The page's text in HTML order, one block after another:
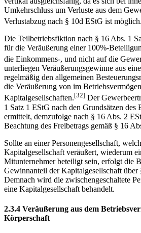
Umkehrschluss um Verluste aus dem
Verlustabzug nach § 10d EStG ist möglich.
Die Teilbetriebsfiktion nach § 16 Abs. 1
für die Veräußerung einer 100%-
die Einkommens-, und nicht auf die
unterliegen Veräußerungsgewinne aus
regelmäßig den allgemeinen
die Veräußerung von im
Kapitalgesellschaften.[32] Der
1 Satz 1 EStG nach den Grundsätzen des
ermittelt, demzufolge nach § 16 Abs. 2
Beachtung des Freibetrags gemäß § 16
Sollte an einer Personengesellschaft,
Kapitalgesellschaft veräußert, wiederum
Mitunternehmer beteiligt sein, erfolgt die
Gewinnanteil der Kapitalgesellschaft
Demnach wird die zwischengeschaltete
eine Kapitalgesellschaft behandelt.
2.3.4 Veräußerung aus dem
Körperschaft